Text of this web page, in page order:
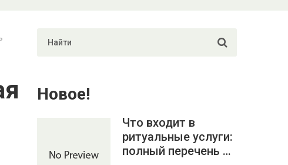
Новое!
Что входит в
ритуальные услуги:
полный перечень …